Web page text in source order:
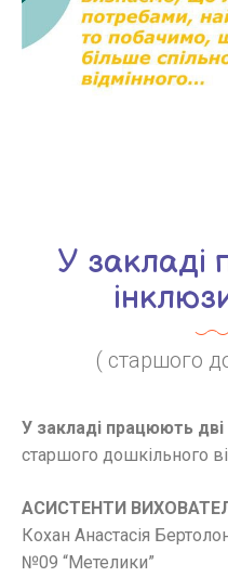
У закладі
( старшого
У закладі працюють дві
старшого дошкільного
АСИСТЕНТИ
Кохан Анастасія
№09 “Метелики”